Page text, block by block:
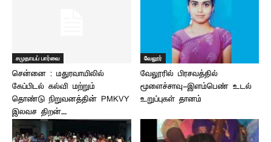
சமுதாயப் பார்வை
சென்னை : மதுரவாயிலில்
கேப்பிடல் கல்வி மற்றும்
தொண்டு நிறுவனத்தின் PMKVY
இலவச திறன்...
வேலூர்
வேலூரில் பிரசவத்தில்
மூளைச்சாவு-இளம்பெண் உடல்
உறுப்புகள் தானம்